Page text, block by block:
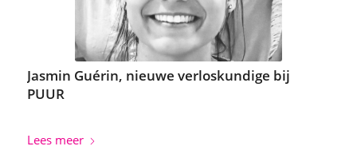
Jasmin Guérin, nieuwe verloskundige bij
PUUR
Lees meer